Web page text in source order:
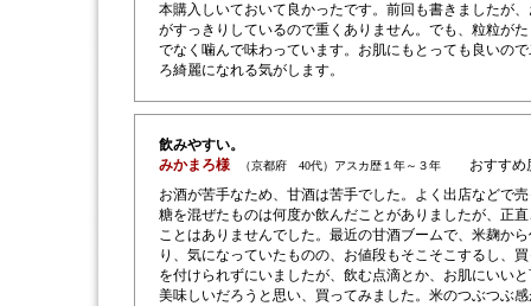
本購入しいておいて良かったです。前回も書きましたが
がすっきりしているので重くありません。でも、粒粒が
でなく噛んで味わっています。お肌にもとっても良いの
ろ綺麗になれる気がします。
飲みやすい。
みかまろ様
（京都府 40代）アスカ歴１年～３年おすすめ
お酒が苦手なため、甘酒は苦手でした。よく出店などで
糖を混ぜたものは何度か飲んだことがありましたが、正
ことはありませんでした。最近の甘酒ブームで、米麹か
り、気になっていたものの、お値段もそこそこするし、
を付けられずにいましたが、飲む点滴とか、お肌にいい
美味しいだろうと思い、買ってみました。米のつぶつぶ